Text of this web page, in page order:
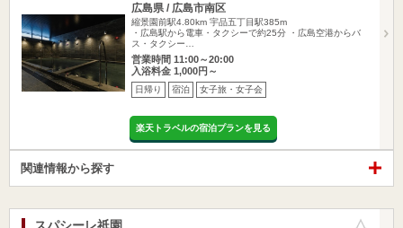
広島県 / 広島市南区
縮景園前駅4.80km 宇品五丁目駅385m
・広島駅から電車・タクシーで約25分 ・広島空港からバ
ス・タクシー…
営業時間 11:00～20:00
入浴料金 1,000円～
日帰り 宿泊 女子旅・女子会
楽天トラベルの宿泊プランを見る
関連情報から探す
お気に入
スパシーレ祇園